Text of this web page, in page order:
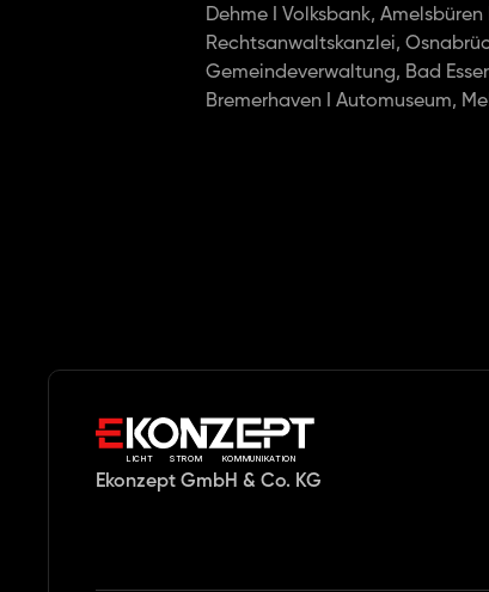
Dehme I Volksbank,
Rechtsanwaltskanzlei,
Gemeindeverwaltung, Bad
Bremerhaven I Automuseum,
LICHT     STROM      KOMMUNIKATION
Ekonzept GmbH & Co. KG